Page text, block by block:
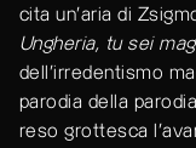
cita un’aria di
Ungheria, tu sei
dell’irredentismo
parodia della
reso grottesca